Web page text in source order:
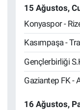
15 Ağustos,
Konyaspor -
Kasımpaşa -
Gençlerbirliği
Gaziantep FK -
16 Ağustos,